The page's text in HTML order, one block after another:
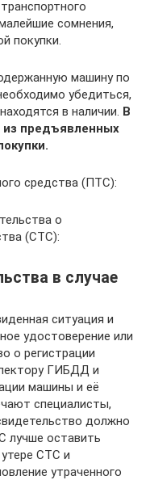
сомнения,
покупки.
машину по
убедиться,
в наличии. В
из предъявленных
средства (ПТС):
о
(СТС):
в случае
ситуация и
удостоверение или
о регистрации
ГИБДД и
машины и её
специалисты,
должно
лучше оставить
СТС и
утраченного